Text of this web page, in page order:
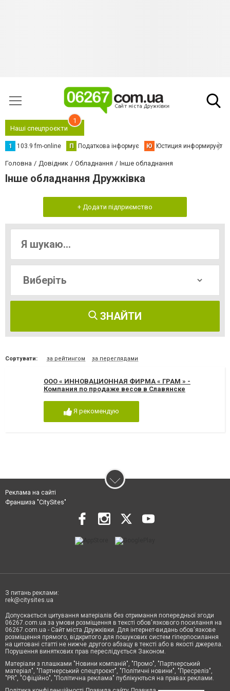
Наші спецпроєкти
1
1 103.9 fm-online П Податкова інформує Ю Юстиция информирует
Головна Довідник Обладнання Інше обладнання
Інше обладнання Дружківка
+ Додати підприємство
ЗНАЙТИ
Сортувати: за рейтингом за переглядами
ООО « ИННОВАЦИОННАЯ ФИРМА « ГРАМ » -
Компания по продаже весов в Славянске
Я рекомендую
Реклама на сайті
Франшиза "CitySites"
З питань реклами:
rek@citysites.ua
Допускається цитування матеріалів без отримання попередньої згоди
06267.com.ua за умови розміщення в тексті обов'язкового посилання на
06267.com.ua - Сайт міста Дружківки. Для інтернет-видань обов'язкове
розміщення прямого, відкритого для пошукових систем гіперпосилання
на цитовані статті не нижче другого абзацу в тексті або в якості джерела.
Порушення виняткових прав переслідується Законом.
Матеріали з плашками "Новини компаній", "Промо", "Партнерський
матеріал", "Партнерський спецпроєкт", "Політичні новини", "Пресреліз",
"PR", "Офіційно", "Політична реклама" публікуються на правах реклами.